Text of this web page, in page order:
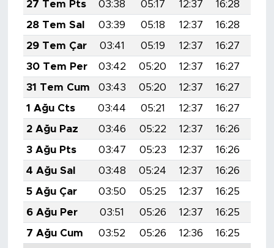
27 Tem Pts
03:38 05:17 12:37 16:28
28 Tem Sal
03:39 05:18 12:37 16:28
29 Tem Çar
03:41 05:19 12:37 16:27
30 Tem Per
03:42 05:20 12:37 16:27
31 Tem Cum
03:43 05:20 12:37 16:27
1 Ağu Cts
03:44 05:21 12:37 16:27
2 Ağu Paz
03:46 05:22 12:37 16:26
3 Ağu Pts
03:47 05:23 12:37 16:26
4 Ağu Sal
03:48 05:24 12:37 16:26
5 Ağu Çar
03:50 05:25 12:37 16:25
6 Ağu Per
03:51 05:26 12:37 16:25
7 Ağu Cum
03:52 05:26 12:36 16:25